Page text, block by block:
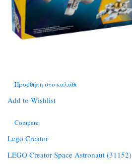
Προσθήκη στο καλάθι
Add to Wishlist
Compare
Lego Creator
LEGO Creator Space Astronaut (31152)